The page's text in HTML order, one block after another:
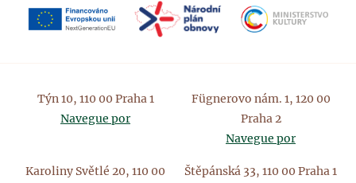
Týn 10, 110 00 Praha 1
Navegue por
Fügnerovo nám. 1, 120 00
Praha 2
Navegue por
Karoliny Světlé 20, 110 00
Štěpánská 33, 110 00 Praha 1